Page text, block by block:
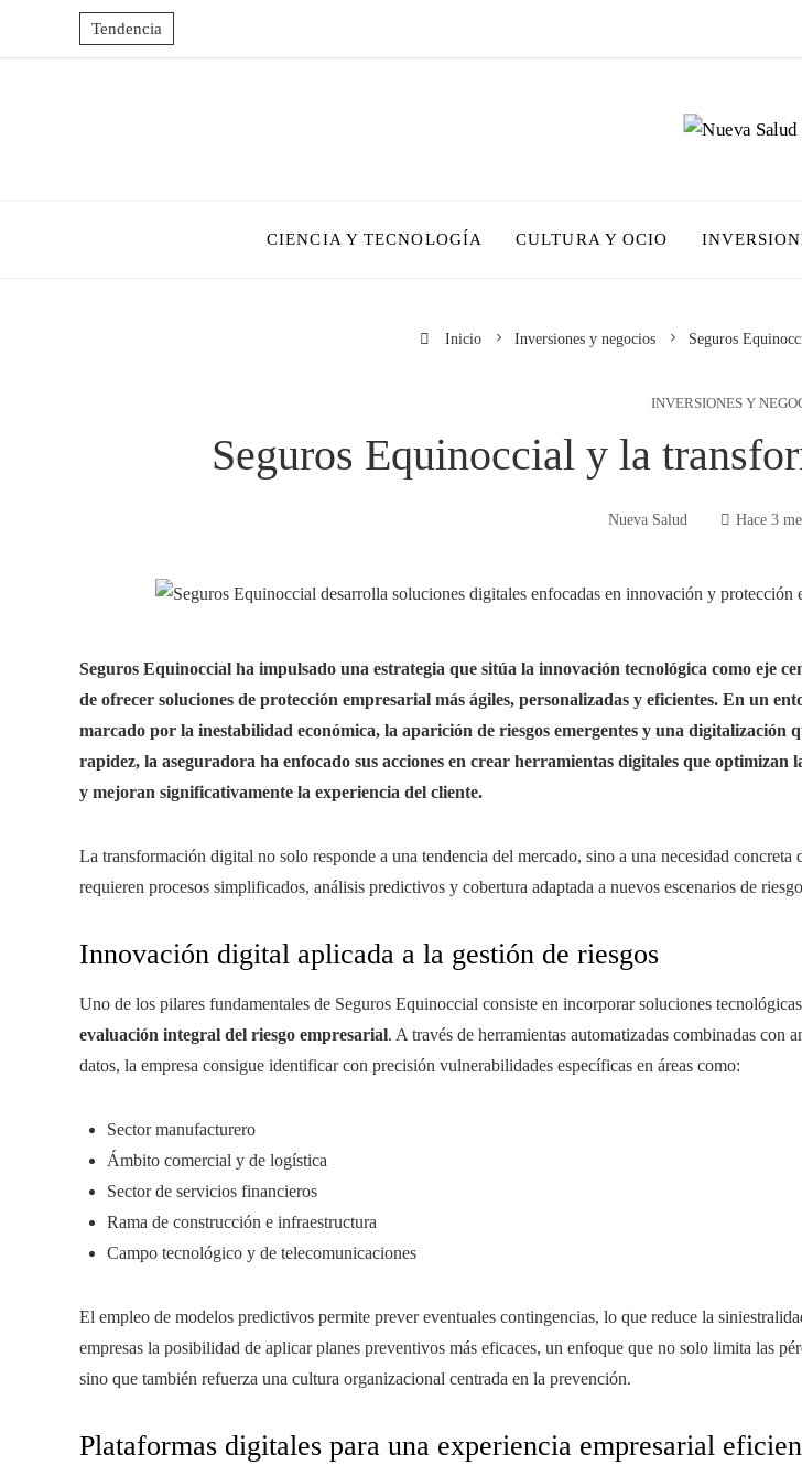
Tendencia
CIENCIA Y TECNOLOGÍA CULTURA Y OCIO
Inicio Inversiones y negocios Seguros
INVERSIONES Y
Seguros Equinoccial y la
Nueva Salud Hace 3
Seguros Equinoccial ha impulsado una estrategia que sitúa la innovación tecnológica como eje
de ofrecer soluciones de protección empresarial más ágiles, personalizadas y eficientes. En un
marcado por la inestabilidad económica, la aparición de riesgos emergentes y una digitalización
rapidez, la aseguradora ha enfocado sus acciones en crear herramientas digitales que optimizan
y mejoran significativamente la experiencia del cliente.
La transformación digital no solo responde a una tendencia del mercado, sino a una necesidad concreta
requieren procesos simplificados, análisis predictivos y cobertura adaptada a nuevos escenarios de
Innovación digital aplicada a la gestión de riesgos
Uno de los pilares fundamentales de Seguros Equinoccial consiste en incorporar soluciones
evaluación integral del riesgo empresarial. A través de herramientas automatizadas combinadas con
datos, la empresa consigue identificar con precisión vulnerabilidades específicas en áreas como:
Sector manufacturero
Ámbito comercial y de logística
Sector de servicios financieros
Rama de construcción e infraestructura
Campo tecnológico y de telecomunicaciones
El empleo de modelos predictivos permite prever eventuales contingencias, lo que reduce la
empresas la posibilidad de aplicar planes preventivos más eficaces, un enfoque que no solo limita las
sino que también refuerza una cultura organizacional centrada en la prevención.
Plataformas digitales para una experiencia empresarial